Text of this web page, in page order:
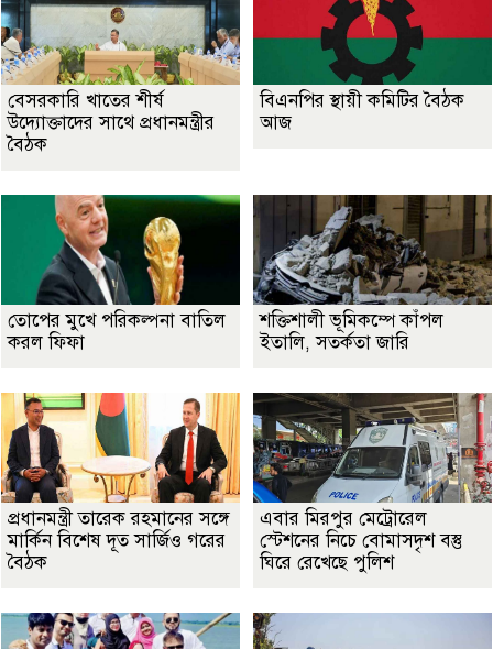
বেসরকারি খাতের শীর্ষ
উদ্যোক্তাদের সাথে প্রধানমন্ত্রীর
বৈঠক
বিএনপির স্থায়ী কমিটির বৈঠক
আজ
তোপের মুখে পরিকল্পনা বাতিল
করল ফিফা
শক্তিশালী ভূমিকম্পে কাঁপল
ইতালি, সতর্কতা জারি
প্রধানমন্ত্রী তারেক রহমানের সঙ্গে
মার্কিন বিশেষ দূত সার্জিও গরের
বৈঠক
এবার মিরপুর মেট্রোরেল
স্টেশনের নিচে বোমাসদৃশ বস্তু
ঘিরে রেখেছে পুলিশ